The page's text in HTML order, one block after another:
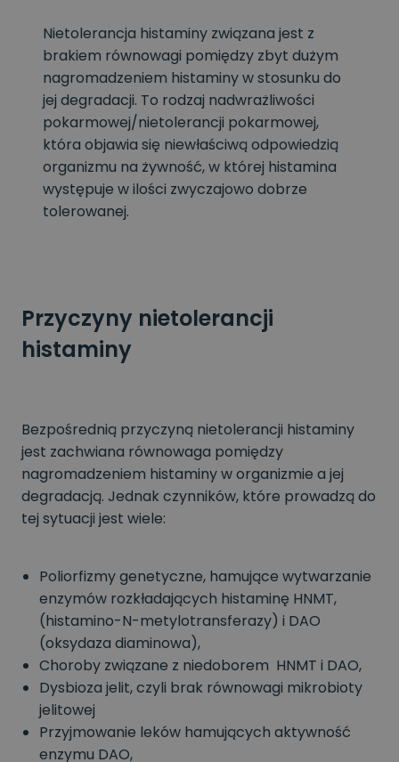
Nietolerancja histaminy związana jest z
brakiem równowagi pomiędzy zbyt dużym
nagromadzeniem histaminy w stosunku do
jej degradacji. To rodzaj nadwrażliwości
pokarmowej/nietolerancji pokarmowej,
która objawia się niewłaściwą odpowiedzią
organizmu na żywność, w której histamina
występuje w ilości zwyczajowo dobrze
tolerowanej.
Przyczyny nietolerancji
histaminy
Bezpośrednią przyczyną nietolerancji histaminy
jest zachwiana równowaga pomiędzy
nagromadzeniem histaminy w organizmie a jej
degradacją. Jednak czynników, które prowadzą do
tej sytuacji jest wiele:
Poliorfizmy genetyczne, hamujące wytwarzanie
enzymów rozkładających histaminę HNMT,
(histamino-N-metylotransferazy) i DAO
(oksydaza diaminowa),
Choroby związane z niedoborem HNMT i DAO,
Dysbioza jelit, czyli brak równowagi mikrobioty
jelitowej
Przyjmowanie leków hamujących aktywność
enzymu DAO,